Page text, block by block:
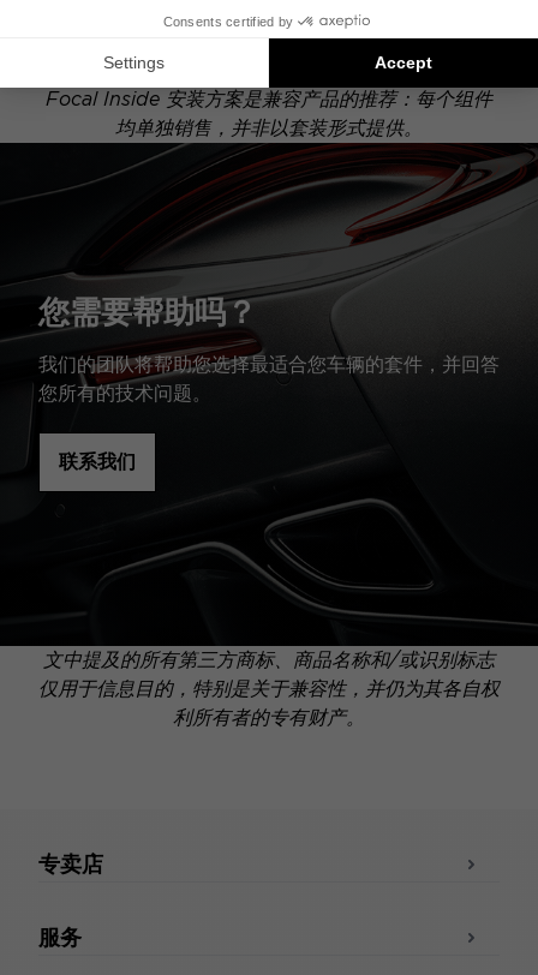
您的车辆配有特定的高保真选装配置，图中所示组件的
位置可能会有所不同。
Focal Inside 安装方案是兼容产品的推荐：每个组件
均单独销售，并非以套装形式提供。
您需要帮助吗？
我们的团队将帮助您选择最适合您车辆的套件，并回答
您所有的技术问题。
联系我们
文中提及的所有第三方商标、商品名称和/或识别标志
仅用于信息目的，特别是关于兼容性，并仍为其各自权
利所有者的专有财产。
专卖店
服务